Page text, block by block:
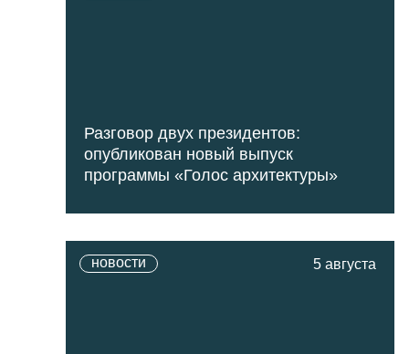
Разговор двух президентов:
опубликован новый выпуск
программы «Голос архитектуры»
новости 5 августа